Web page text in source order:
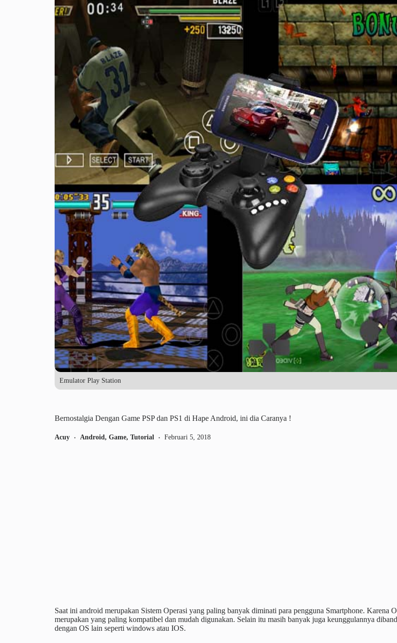
Emulator Play Station
Bernostalgia Dengan Game PSP dan PS1 di Hape Android, ini dia Caranya !
Acuy Android , Game, Tutorial Februari 5, 2018
Saat ini android merupakan Sistem Operasi yang paling banyak diminati para pengguna Smartphone. Karena
merupakan yang paling kompatibel dan mudah digunakan. Selain itu masih banyak juga keunggulannya
dengan OS lain seperti windows atau IOS.